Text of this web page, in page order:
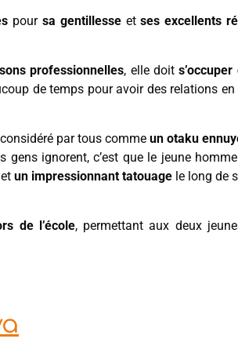
pour sa gentillesseetses excellents
professionnelles, elle doit
de temps pour avoir des relations en
par tous comme un otaku
gens ignorent, c’est que le jeune
et un impressionnant tatouage le long de
de l’école, permettant aux deux